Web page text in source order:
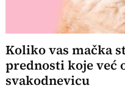
Koliko vas mačka
prednosti koje već
svakodnevicu